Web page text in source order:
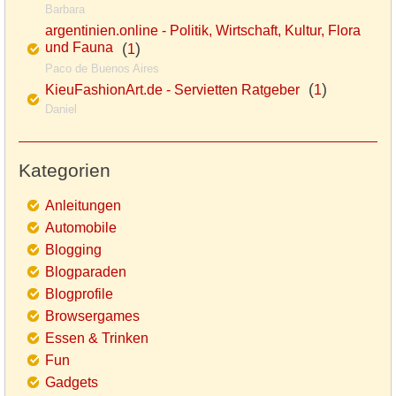
Barbara
argentinien.online - Politik, Wirtschaft, Kultur, Flora
und Fauna (1)
Paco de Buenos Aires
KieuFashionArt.de - Servietten Ratgeber (1)
Daniel
Kategorien
Anleitungen
Automobile
Blogging
Blogparaden
Blogprofile
Browsergames
Essen & Trinken
Fun
Gadgets